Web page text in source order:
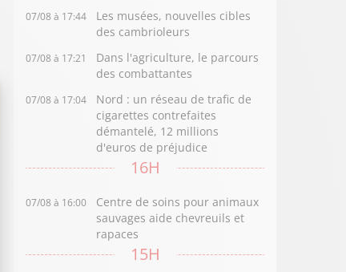
07/08 à 17:44
Les musées, nouvelles cibles
des cambrioleurs
07/08 à 17:21
Dans l'agriculture, le parcours
des combattantes
07/08 à 17:04
Nord : un réseau de trafic de
cigarettes contrefaites
démantelé, 12 millions
d'euros de préjudice
16H
07/08 à 16:00
Centre de soins pour animaux
sauvages aide chevreuils et
rapaces
15H